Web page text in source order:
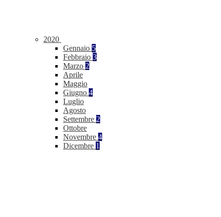
2020
Gennaio 5
Febbraio 3
Marzo 2
Aprile
Maggio
Giugno 4
Luglio
Agosto
Settembre 2
Ottobre
Novembre 4
Dicembre 1